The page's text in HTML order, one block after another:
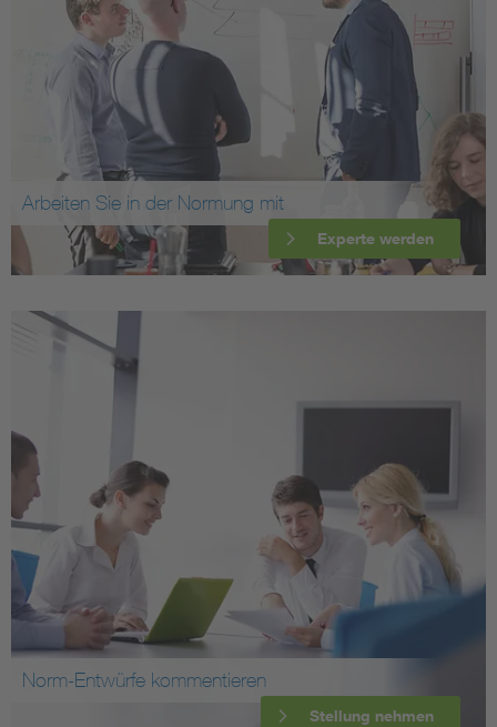
Arbeiten Sie in der Normung mit
Experte werden
Norm-Entwürfe kommentieren
Stellung nehmen